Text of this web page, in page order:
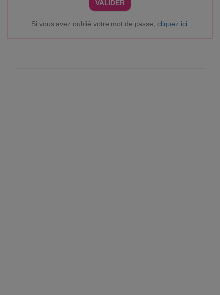
VALIDER
Si vous avez oublié votre mot de passe, cliquez ici